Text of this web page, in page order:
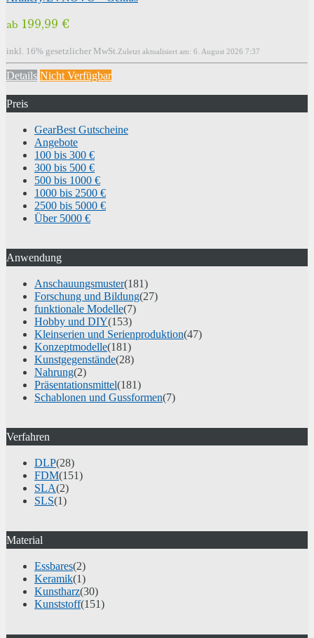
ab 199,99 €
inkl. 16% gesetzlicher MwSt. Zuletzt aktualisiert am: 6. August 2026 7:37
Details Nicht Verfügbar
Preis
GearBest Gutscheine
Angebote
100 bis 300 €
300 bis 500 €
500 bis 1000 €
1000 bis 2500 €
2500 bis 5000 €
Über 5000 €
Anwendung
Anschauungsmuster(181)
Forschung und Bildung(27)
funktionale Modelle(7)
Hobby und DIY(153)
Kleinserien und Serienproduktion(47)
Konzeptmodelle(181)
Kunstgegenstände(28)
Nahrung(2)
Präsentationsmittel(181)
Schablonen und Gussformen(7)
Verfahren
DLP(28)
FDM(151)
SLA(2)
SLS(1)
Material
Essbares(2)
Keramik(1)
Kunstharz(30)
Kunststoff(151)